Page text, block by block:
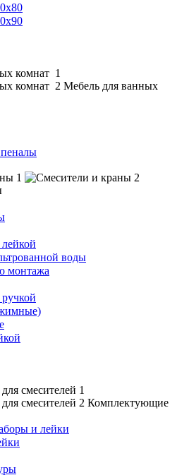
Мебель для ванных
воды
монтажа
Комплектующие
и лейки